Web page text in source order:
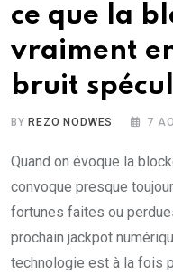
ce que la
vraiment
bruit
BYREZO NODWES 7
Quand on évoque la
convoque presque
fortunes faites ou
prochain jackpot
technologie est à la fois